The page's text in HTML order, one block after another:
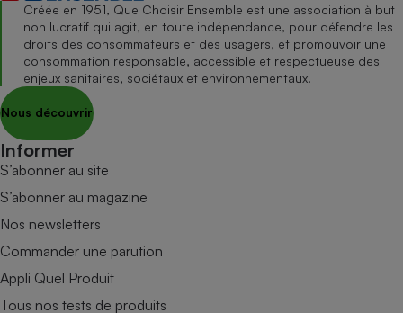
Créée en 1951, Que Choisir Ensemble est une association à but
non lucratif qui agit, en toute indépendance, pour défendre les
droits des consommateurs et des usagers, et promouvoir une
consommation responsable, accessible et respectueuse des
enjeux sanitaires, sociétaux et environnementaux.
Nous découvrir
Informer
S’abonner au site
S’abonner au magazine
Nos newsletters
Commander une parution
Appli Quel Produit
Tous nos tests de produits